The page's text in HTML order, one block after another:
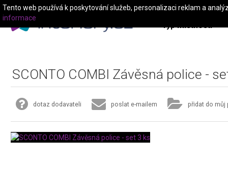
Typ místnosti
SCONTO COMBI Závěsná police -
dotaz dodavateli poslat e-mailem přidat do můj
Tento web používá k poskytování služeb, personalizaci reklam a
informace